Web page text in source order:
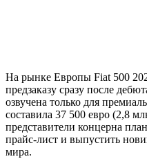
На рынке Европы Fiat 500
предзаказу сразу после
озвучена только для
составила 37 500 евро (2,8
представители концерна
прайс-лист и выпустить
мира.